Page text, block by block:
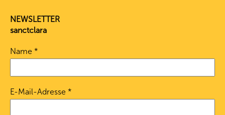
NEWSLETTER
sanctclara
Name *
E-Mail-Adresse *